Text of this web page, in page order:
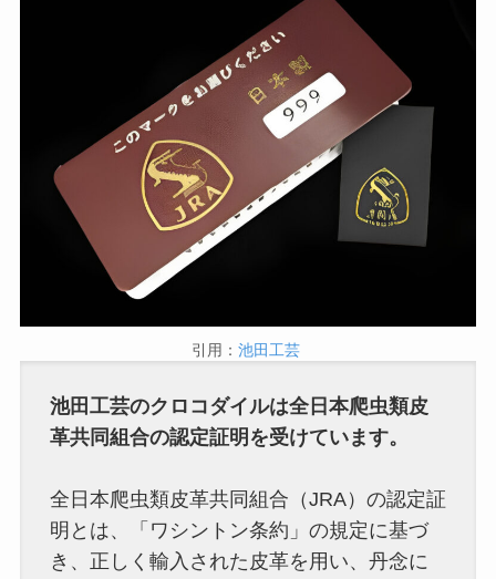
引用： 池田工芸
池田工芸のクロコダイルは全日本爬虫類皮
革共同組合の認定証明を受けています。
全日本爬虫類皮革共同組合（JRA）の認定証
明とは、「ワシントン条約」の規定に基づ
き、正しく輸入された皮革を用い、丹念に